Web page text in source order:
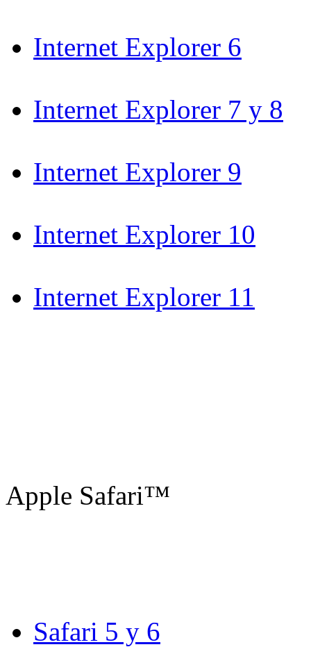
Internet Explorer 6
Internet Explorer 7 y 8
Internet Explorer 9
Internet Explorer 10
Internet Explorer 11
Apple Safari™
Safari 5 y 6